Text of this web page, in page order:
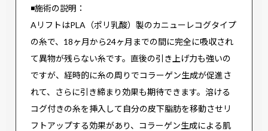
◾️施術の説明：
AリフトはPLA（ポリ乳酸）製のカニューレコグタイプ
の糸で、18ヶ月から24ヶ月までの間に完全に吸収され
て異物が残らない糸です。直後の引き上げ力も強いの
ですが、経時的に糸の周りでコラーゲン生成が促進さ
れて、さらに引き締まり効果も期待できます。溶ける
コグ付きの糸を挿入して自分の皮下脂肪を移動させリ
フトアップする効果があり、コラーゲン生成による肌